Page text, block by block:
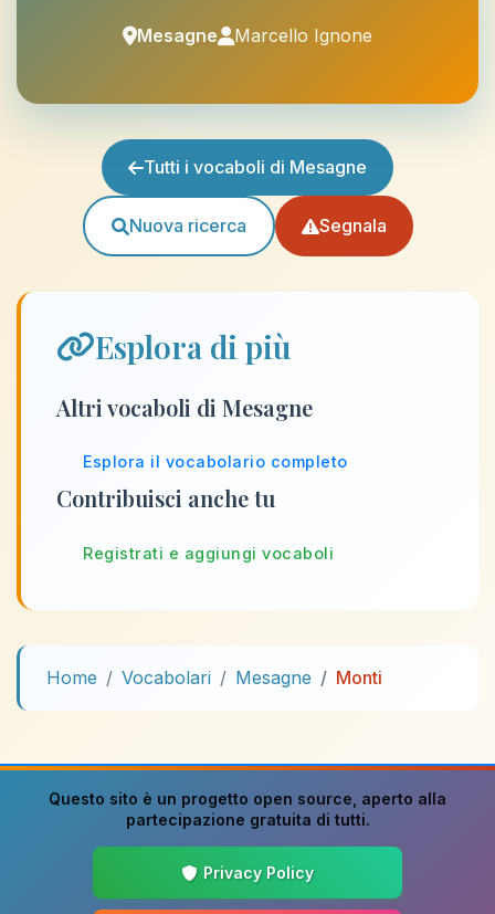
Mesagne Marcello Ignone
Tutti i vocaboli di Mesagne
Nuova ricerca Segnala
Esplora di più
Altri vocaboli di Mesagne
Esplora il vocabolario completo
Contribuisci anche tu
Registrati e aggiungi vocaboli
Home Vocabolari Mesagne Monti
Questo sito è un progetto open source , aperto alla
partecipazione gratuita di tutti.
Privacy Policy